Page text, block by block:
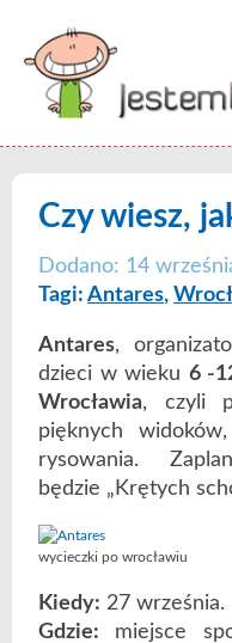
Czy wiesz,
Dodano: 14
Tagi: Antares,
Antares,
dzieci w wieku 6 -
Wrocławia, czyli
pięknych
rysowania.
będzie „Krętych
wycieczki po wrocławiu
Kiedy: 27 września.
Gdzie: miejsce